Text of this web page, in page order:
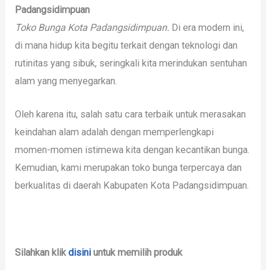
Padangsidimpuan
Toko Bunga Kota Padangsidimpuan. Di era modern ini,
di mana hidup kita begitu terkait dengan teknologi dan
rutinitas yang sibuk, seringkali kita merindukan sentuhan
alam yang menyegarkan.
Oleh karena itu, salah satu cara terbaik untuk merasakan
keindahan alam adalah dengan memperlengkapi
momen-momen istimewa kita dengan kecantikan bunga.
Kemudian, kami merupakan toko bunga terpercaya dan
berkualitas di daerah Kabupaten Kota Padangsidimpuan.
Silahkan klik disini untuk memilih produk